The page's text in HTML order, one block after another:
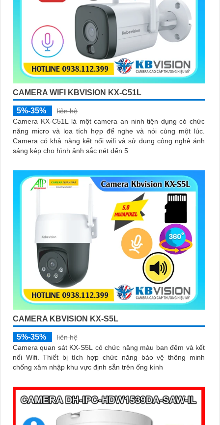
CAMERA WIFI KBVISION KX-C51L
5%-35%
liên hệ
Camera KX-C51L là một camera an ninh tiện dụng có chức
năng micro và loa tích hợp để nghe và nói cùng một lúc.
Camera có khả năng kết nối wifi và sử dụng công nghệ ánh
sáng kép cho hình ảnh sắc nét đến 5
CAMERA KBVISION KX-S5L
5%-35%
liên hệ
Camera quan sát KX-S5L có chức năng màu ban đêm và kết
nối Wifi. Thiết bị tích hợp chức năng bảo vệ thông minh
chống xâm nhập khu vực định sẵn trên ống kính